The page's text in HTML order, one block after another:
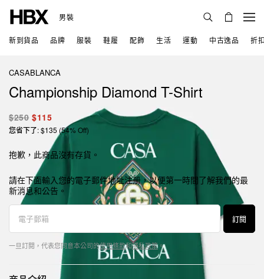
男裝
新到貨品 品牌 服裝 鞋履 配飾 生活 運動 中古逸品 折
CASABLANCA
Championship Diamond T-Shirt
$250 $115
您省下了: $135 (54% Off)
抱歉，此商品沒有存貨。
請在下面輸入您的電子郵件地址注册，以便第一時間了解我們的最
新消息和公告。
訂閱
一旦訂閱，代表您同意本公司的使用條款和隱私政策。